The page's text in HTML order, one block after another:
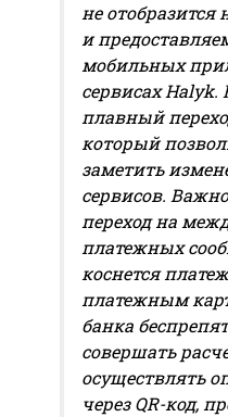
не отобразится
и
мобильных
сервисах Halyk.
плавный
который
заметить
сервисов.
переход на
платежных
коснется
платежным
банка
совершать
осуществлять
через QR-код,